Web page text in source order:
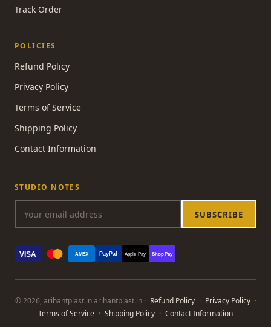
Track Order
POLICIES
Refund Policy
Privacy Policy
Terms of Service
Shipping Policy
Contact Information
STUDIO NOTES
SUBSCRIBE
VISA AMEX PayPal Apple Pay Shop Pay
© 2026, arihantplast.in arihantplast.in · Refund Policy · Privacy Policy ·
Terms of Service · Shipping Policy · Contact Information